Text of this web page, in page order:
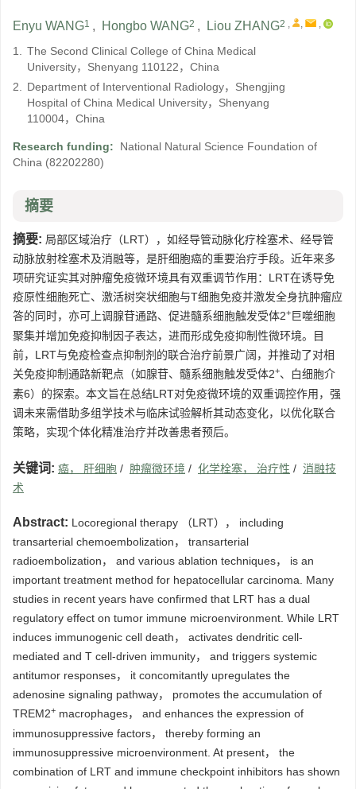
Enyu WANG1 , Hongbo WANG2 , Liou ZHANG2 , , ,
1. The Second Clinical College of China Medical
University，Shenyang 110122，China
2. Department of Interventional Radiology，Shengjing
Hospital of China Medical University，Shenyang
110004，China
Research funding:
National Natural Science Foundation of
China (82202280)
摘要
摘要: 局部区域治疗（LRT），如经导管动脉化疗栓塞术、经导管
动脉放射栓塞术及消融等，是肝细胞癌的重要治疗手段。近年来多
项研究证实其对肿瘤免疫微环境具有双重调节作用：LRT在诱导免
疫原性细胞死亡、激活树突状细胞与T细胞免疫并激发全身抗肿瘤应
答的同时，亦可上调腺苷通路、促进髓系细胞触发受体2+ 巨噬细胞
聚集并增加免疫抑制因子表达，进而形成免疫抑制性微环境。目
前，LRT与免疫检查点抑制剂的联合治疗前景广阔，并推动了对相
关免疫抑制通路新靶点（如腺苷、髓系细胞触发受体2+、白细胞介
素6）的探索。本文旨在总结LRT对免疫微环境的双重调控作用，强
调未来需借助多组学技术与临床试验解析其动态变化，以优化联合
策略，实现个体化精准治疗并改善患者预后。
关键词: 癌， 肝细胞 / 肿瘤微环境 / 化学栓塞， 治疗性 / 消融技
术
Abstract: Locoregional therapy （LRT）， including
transarterial chemoembolization， transarterial
radioembolization， and various ablation techniques， is an
important treatment method for hepatocellular carcinoma. Many
studies in recent years have confirmed that LRT has a dual
regulatory effect on tumor immune microenvironment. While LRT
induces immunogenic cell death， activates dendritic cell-
mediated and T cell-driven immunity， and triggers systemic
antitumor responses， it concomitantly upregulates the
adenosine signaling pathway， promotes the accumulation of
TREM2+ macrophages， and enhances the expression of
immunosuppressive factors， thereby forming an
immunosuppressive microenvironment. At present， the
combination of LRT and immune checkpoint inhibitors has shown